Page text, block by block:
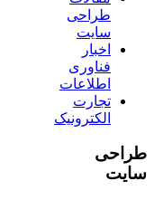
طراحی
سایت
اخبار
فناوری
اطلاعات
تجارت
الکترونیک
طراحی
سایت